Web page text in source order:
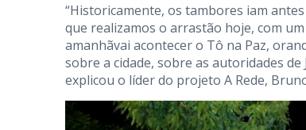
“Historicamente, os tambores iam
que realizamos o arrastão hoje, com
amanhãvai acontecer o Tô na Paz,
sobre a cidade, sobre as autoridades
explicou o líder do projeto A Rede,